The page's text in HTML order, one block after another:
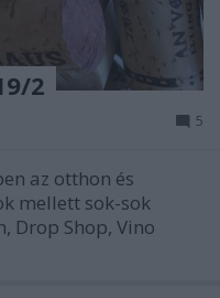
2
5
az otthon és
mellett sok-sok
Drop Shop, Vino